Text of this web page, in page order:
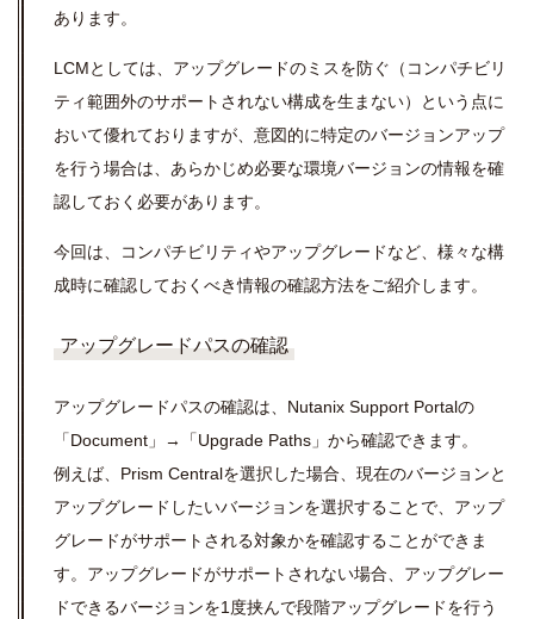
あります。
LCMとしては、アップグレードのミスを防ぐ（コンパチビリ
ティ範囲外のサポートされない構成を生まない）という点に
おいて優れておりますが、意図的に特定のバージョンアップ
を行う場合は、あらかじめ必要な環境バージョンの情報を確
認しておく必要があります。
今回は、コンパチビリティやアップグレードなど、様々な構
成時に確認しておくべき情報の確認方法をご紹介します。
アップグレードパスの確認
アップグレードパスの確認は、Nutanix Support Portalの
「Document」→「Upgrade Paths」から確認できます。
例えば、Prism Centralを選択した場合、現在のバージョンと
アップグレードしたいバージョンを選択することで、アップ
グレードがサポートされる対象かを確認することができま
す。アップグレードがサポートされない場合、アップグレー
ドできるバージョンを1度挟んで段階アップグレードを行う